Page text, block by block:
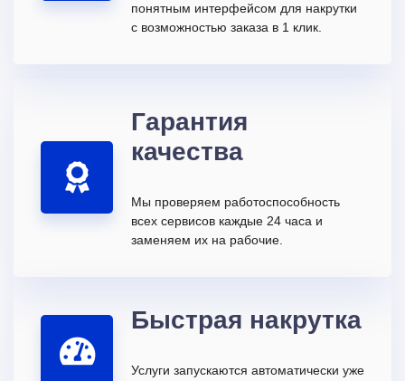
понятным интерфейсом для накрутки
с возможностью заказа в 1 клик.
Гарантия
качества
Мы проверяем работоспособность
всех сервисов каждые 24 часа и
заменяем их на рабочие.
Быстрая накрутка
Услуги запускаются автоматически уже